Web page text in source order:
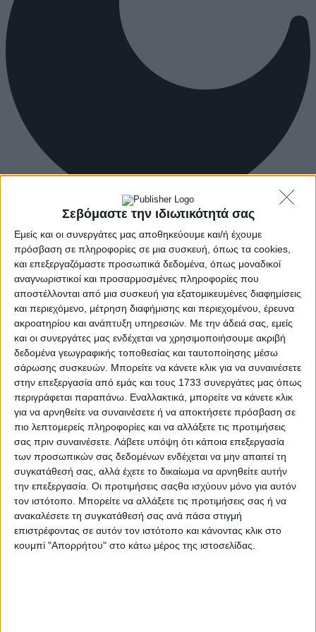
Σεβόμαστε την ιδιωτικότητά σας
Εμείς και οι συνεργάτες μας αποθηκεύουμε και/ή έχουμε
πρόσβαση σε πληροφορίες σε μια συσκευή, όπως τα cookies,
και επεξεργαζόμαστε προσωπικά δεδομένα, όπως μοναδικοί
αναγνωριστικοί και προσαρμοσμένες πληροφορίες που
αποστέλλονται από μια συσκευή για εξατομικευμένες διαφημίσεις
και περιεχόμενο, μέτρηση διαφήμισης και περιεχομένου, έρευνα
ακροατηρίου και ανάπτυξη υπηρεσιών. Με την άδειά σας, εμείς
και οι συνεργάτες μας ενδέχεται να χρησιμοποιήσουμε ακριβή
δεδομένα γεωγραφικής τοποθεσίας και ταυτοποίησης μέσω
σάρωσης συσκευών. Μπορείτε να κάνετε κλικ για να συναινέσετε
στην επεξεργασία από εμάς και τους 1733 συνεργάτες μας όπως
περιγράφεται παραπάνω. Εναλλακτικά, μπορείτε να κάνετε κλικ
για να αρνηθείτε να συναινέσετε ή να αποκτήσετε πρόσβαση σε
πιο λεπτομερείς πληροφορίες και να αλλάξετε τις προτιμήσεις
σας πριν συναινέσετε. Λάβετε υπόψη ότι κάποια επεξεργασία
των προσωπικών σας δεδομένων ενδέχεται να μην απαιτεί τη
συγκατάθεσή σας, αλλά έχετε το δικαίωμα να αρνηθείτε αυτήν
την επεξεργασία. Οι προτιμήσεις σαςθα ισχύουν μόνο για αυτόν
τον ιστότοπο. Μπορείτε να αλλάξετε τις προτιμήσεις σας ή να
ανακαλέσετε τη συγκατάθεσή σας ανά πάσα στιγμή
επιστρέφοντας σε αυτόν τον ιστότοπο και κάνοντας κλικ στο
κουμπί "Απορρήτου" στο κάτω μέρος της ιστοσελίδας.
Αρχική
Ελλάδα